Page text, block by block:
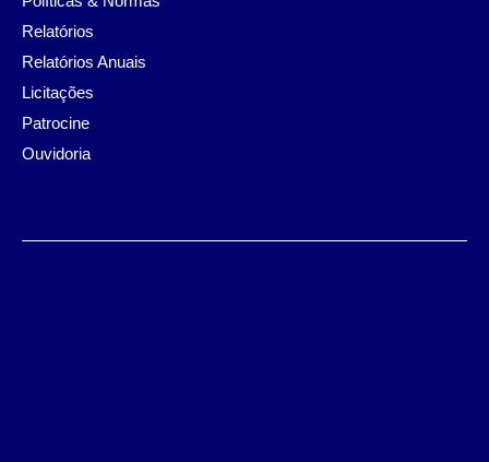
Relatórios
Relatórios Anuais
Licitações
Patrocine
Ouvidoria